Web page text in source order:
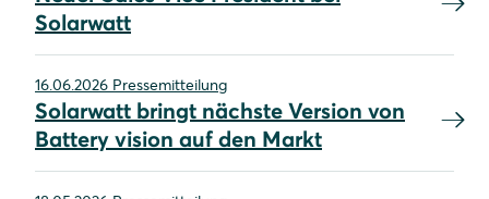
Solarwatt
16.06.2026 Pressemitteilung
Solarwatt bringt nächste Version von
Battery vision auf den Markt